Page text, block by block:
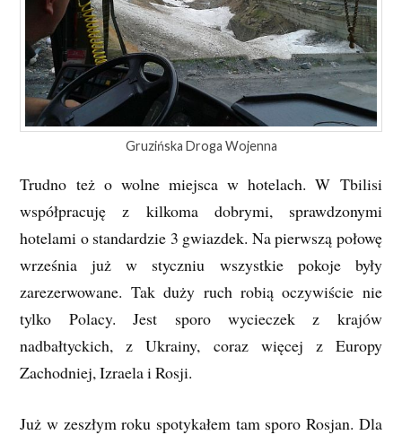
Gruzińska Droga Wojenna
Trudno też o wolne miejsca w hotelach. W Tbilisi
współpracuję z kilkoma dobrymi, sprawdzonymi
hotelami o standardzie 3 gwiazdek. Na pierwszą połowę
września już w styczniu wszystkie pokoje były
zarezerwowane. Tak duży ruch robią oczywiście nie
tylko Polacy. Jest sporo wycieczek z krajów
nadbałtyckich, z Ukrainy, coraz więcej z Europy
Zachodniej, Izraela i Rosji.
Już w zeszłym roku spotykałem tam sporo Rosjan. Dla